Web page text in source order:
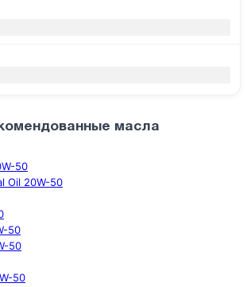
масла
50
Oil 20W-50
50
50
50